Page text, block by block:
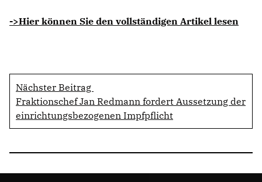
->Hier können Sie den vollständigen Artikel lesen
Nächster Beitrag
Fraktionschef Jan Redmann fordert Aussetzung der
einrichtungsbezogenen Impfpflicht